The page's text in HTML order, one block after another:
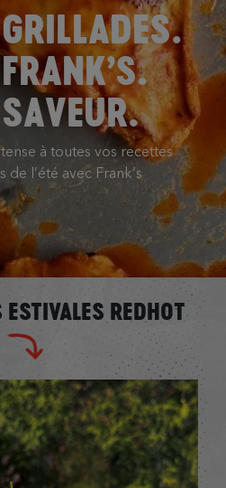
à toutes vos recettes
l’été avec Frank’s
ESTIVALES REDHOT